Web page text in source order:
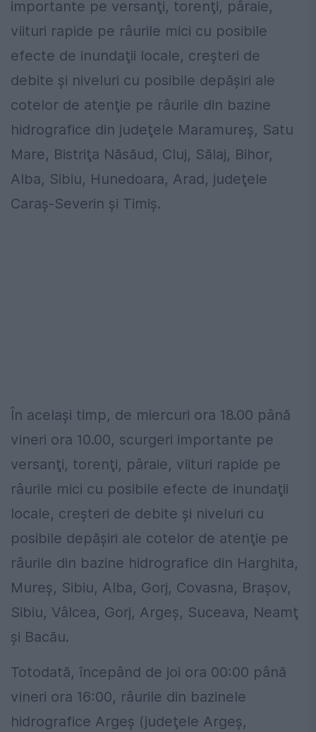
importante pe versanţi, torenţi, pâraie,
viituri rapide pe râurile mici cu posibile
efecte de inundaţii locale, creşteri de
debite şi niveluri cu posibile depăşiri ale
cotelor de atenţie pe râurile din bazine
hidrografice din judeţele Maramureş, Satu
Mare, Bistriţa Năsăud, Cluj, Sӑlaj, Bihor,
Alba, Sibiu, Hunedoara, Arad, judeţele
Caraş-Severin şi Timiş.
În același timp, de miercuri ora 18.00 până
vineri ora 10.00, scurgeri importante pe
versanţi, torenţi, pâraie, viituri rapide pe
râurile mici cu posibile efecte de inundaţii
locale, creşteri de debite şi niveluri cu
posibile depăşiri ale cotelor de atenţie pe
râurile din bazine hidrografice din Harghita,
Mureş, Sibiu, Alba, Gorj, Covasna, Braşov,
Sibiu, Vâlcea, Gorj, Argeş, Suceava, Neamţ
şi Bacău.
Totodată, începând de joi ora 00:00 până
vineri ora 16:00, râurile din bazinele
hidrografice Argeş (judeţele Argeş,